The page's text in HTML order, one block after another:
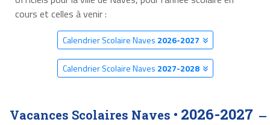
cours et celles à venir :
Calendrier Scolaire Naves 2026-2027
Calendrier Scolaire Naves 2027-2028
Vacances Scolaires Naves • 2026-2027